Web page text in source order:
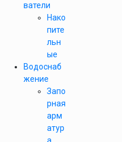
ватели
Нако
пите
льн
ые
Водоснаб
жение
Запо
рная
арм
атур